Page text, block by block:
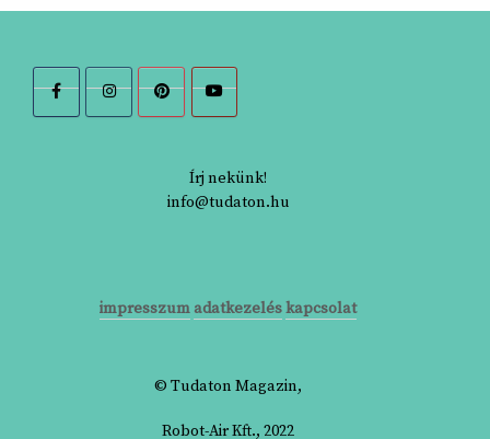
Írj nekünk!
info@tudaton.hu
impresszum adatkezeléskapcsolat
© Tudaton Magazin,
Robot-Air Kft., 2022